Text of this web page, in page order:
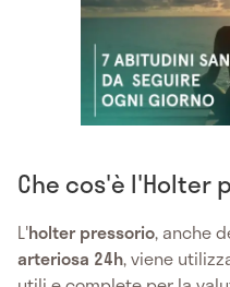
Che cos'è l'Holter
L'holter pressorio, anche
arteriosa 24h, viene